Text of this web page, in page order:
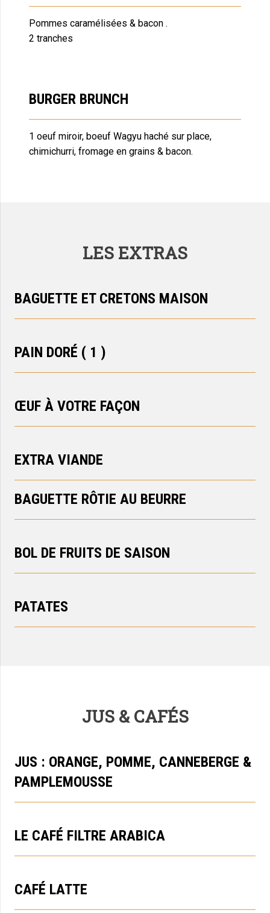
Pommes caramélisées & bacon .
2 tranches
BURGER BRUNCH
1 oeuf miroir, boeuf Wagyu haché sur place,
chimichurri, fromage en grains & bacon.
LES EXTRAS
BAGUETTE ET CRETONS MAISON
PAIN DORÉ ( 1 )
ŒUF À VOTRE FAÇON
EXTRA VIANDE
BAGUETTE RÔTIE AU BEURRE
BOL DE FRUITS DE SAISON
PATATES
JUS & CAFÉS
JUS : ORANGE, POMME, CANNEBERGE &
PAMPLEMOUSSE
LE CAFÉ FILTRE ARABICA
CAFÉ LATTE